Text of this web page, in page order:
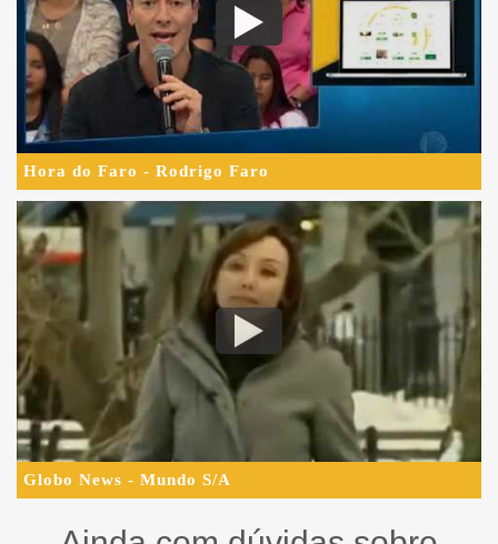
Hora do Faro - Rodrigo Faro
Globo News - Mundo S/A